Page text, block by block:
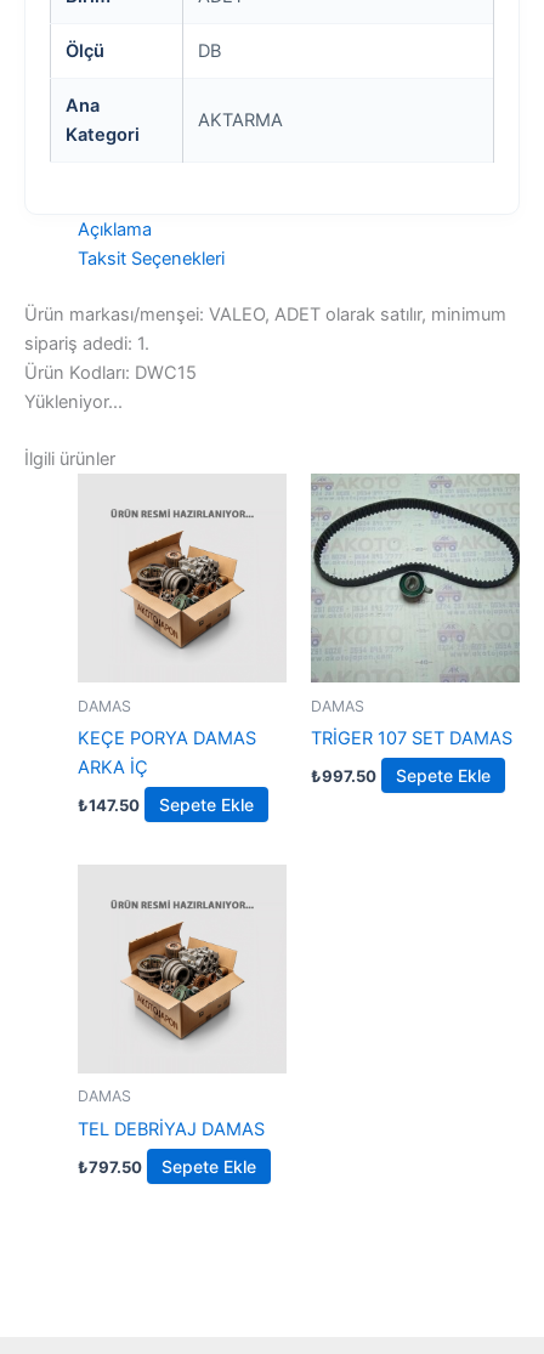
Ölçü DB
Ana
Kategori
AKTARMA
Açıklama
Taksit Seçenekleri
Ürün markası/menşei: VALEO, ADET olarak satılır, minimum
sipariş adedi: 1.
Ürün Kodları: DWC15
Yükleniyor...
İlgili ürünler
DAMAS
KEÇE PORYA DAMAS
ARKA İÇ
₺147.50 Sepete Ekle
DAMAS
TRİGER 107 SET DAMAS
₺997.50 Sepete Ekle
DAMAS
TEL DEBRİYAJ DAMAS
₺797.50 Sepete Ekle